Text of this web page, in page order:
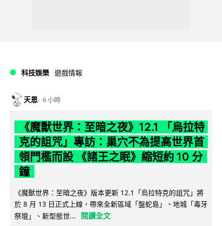
科技娛樂 遊戲情報
天恩 6 小時
《魔獸世界：至暗之夜》12.1 「烏拉特
克的詛咒」專訪：巢穴不為提高世界首
領門檻而設 《諸王之眠》縮短約 10 分
鐘
《魔獸世界：至暗之夜》版本更新 12.1「烏拉特克的詛咒」將
於 8 月 13 日正式上線，帶來全新區域「盤蛇島」、地城「毒牙
祭壇」、新型態世...
閱讀全文